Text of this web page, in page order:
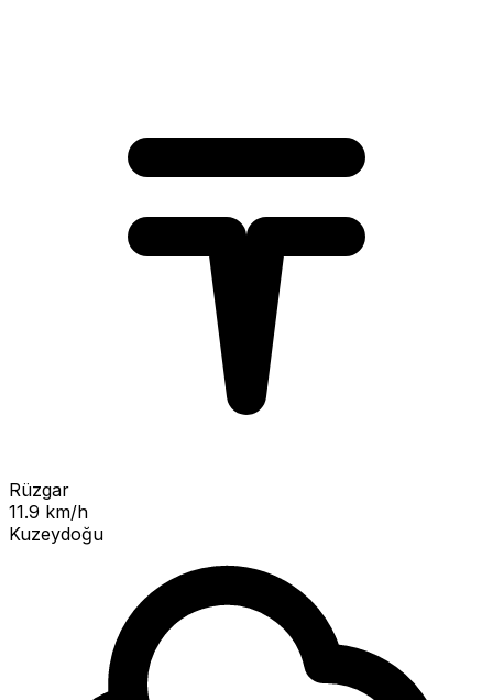
Rüzgar
11.9 km/h
Kuzeydoğu